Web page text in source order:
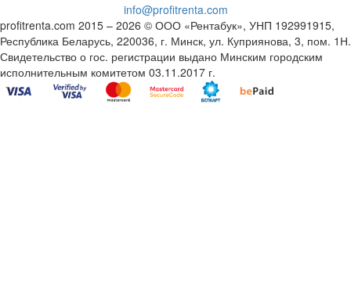
info@profitrenta.com
profitrenta.com 2015 – 2026 © ООО «Рентабук», УНП 192991915,
Республика Беларусь, 220036, г. Минск, ул. Куприянова, 3, пом. 1Н.
Свидетельство о гос. регистрации выдано Минским городским
исполнительным комитетом 03.11.2017 г.